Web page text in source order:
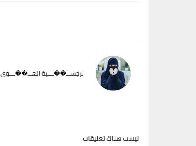
نرجســـ��ــــية الهـــ��ــــوى
ليست هناك تعليقات